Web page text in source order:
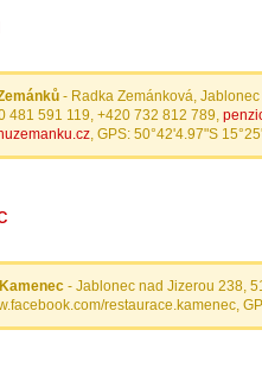
- Radka Zemánková,
481 591 119, +420 732 812 789,
, GPS: 50°42'4.97"S
- Jablonec nad Jizerou 238,
restaurace.kamenec,